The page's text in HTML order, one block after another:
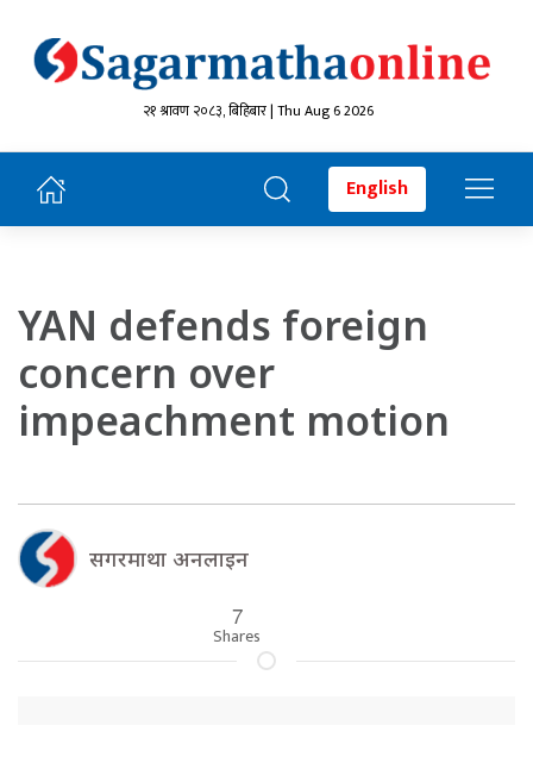
२१ श्रावण २०८३, बिहिबार | Thu Aug 6 2026
English
YAN defends foreign
concern over
impeachment motion
सगरमाथा अनलाइन
7
Shares